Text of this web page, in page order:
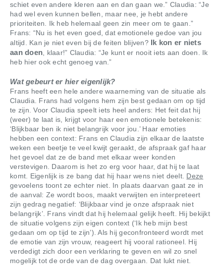
schiet even andere kleren aan en dan gaan we.” Claudia: “Je
had wel even kunnen bellen, maar nee, je hebt andere
prioriteiten. Ik heb helemaal geen zin meer om te gaan.”
Frans: “Nu is het even goed, dat emotionele gedoe van jou
altijd. Kan je niet even bij de feiten blijven? Ik kon er niets
aan doen , klaar!” Claudia: “Je kunt er nooit iets aan doen. Ik
heb hier ook echt genoeg van.”
Wat gebeurt er hier eigenlijk?
Frans heeft een hele andere waarneming van de situatie als
Claudia. Frans had volgens hem zijn best gedaan om op tijd
te zijn. Voor Claudia speelt iets heel anders: Het feit dat hij
(weer) te laat is, krijgt voor haar een emotionele betekenis:
‘Blijkbaar ben ik niet belangrijk voor jou.’ Haar emoties
hebben een context: Frans en Claudia zijn elkaar de laatste
weken een beetje te veel kwijt geraakt, de afspraak gaf haar
het gevoel dat ze de band met elkaar weer konden
verstevigen. Daarom is het zo erg voor haar, dat hij te laat
komt. Eigenlijk is ze bang dat hij haar wens niet deelt. Deze
gevoelens toont ze echter niet. In plaats daarvan gaat ze in
de aanval: Ze wordt boos, maakt verwijten en interpreteert
zijn gedrag negatief: ‘Blijkbaar vind je onze afspraak niet
belangrijk’. Frans vindt dat hij helemaal gelijk heeft. Hij bekijkt
de situatie volgens zijn eigen context (‘Ik heb mijn best
gedaan om op tijd te zijn’). Als hij geconfronteerd wordt met
de emotie van zijn vrouw, reageert hij vooral rationeel. Hij
verdedigt zich door een verklaring te geven en wil zo snel
mogelijk tot de orde van de dag overgaan. Dat lukt niet.